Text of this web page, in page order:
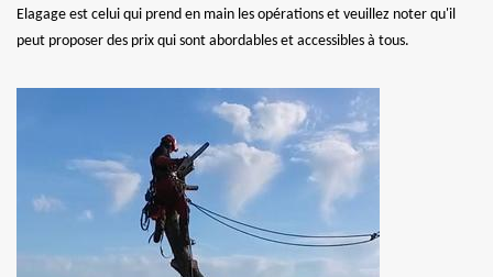
Elagage est celui qui prend en main les opérations et veuillez noter qu'il
peut proposer des prix qui sont abordables et accessibles à tous.